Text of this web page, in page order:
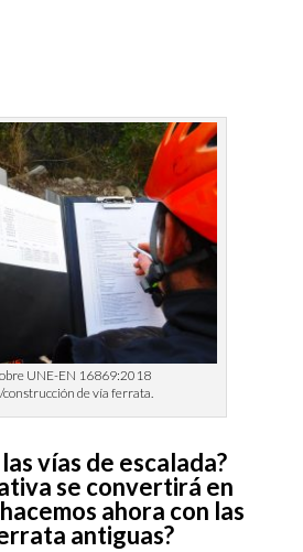
UNE-EN 16869:2018
de vía ferrata.
vías de escalada?
se convertirá en
ahora con las
antiguas?